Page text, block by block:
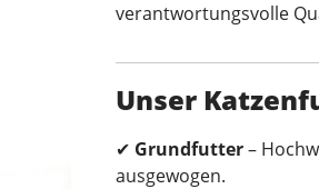
verantwortungsvolle
Unser
✔ Grundfutter–
ausgewogen.